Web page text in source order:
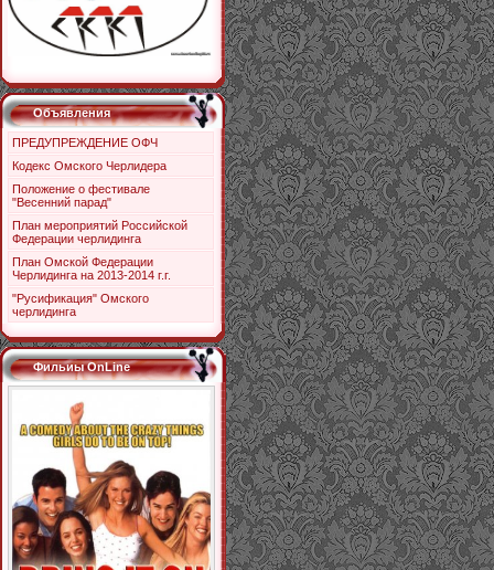
Объявления
ПРЕДУПРЕЖДЕНИЕ ОФЧ
Кодекс Омского Черлидера
Положение о фестивале
"Весенний парад"
План мероприятий Российской
Федерации черлидинга
План Омской Федерации
Черлидинга на 2013-2014 г.г.
"Русификация" Омского
черлидинга
Фильиы OnLine